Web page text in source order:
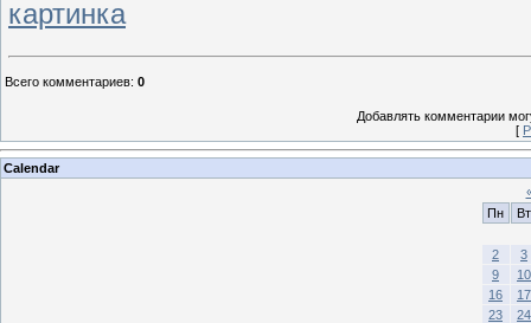
картинка
Всего комментариев: 0
Добавлять комментарии
[
Calendar
Пн
Вт
2
3
9
10
16
17
23
24